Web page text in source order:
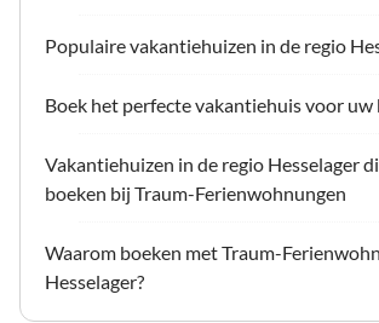
Populaire vakantiehuizen in de regio
Boek het perfecte vakantiehuis voor uw
Vakantiehuizen in de regio Hesselager
boeken bij Traum-Ferienwohnungen
Waarom boeken met Traum-
Hesselager?